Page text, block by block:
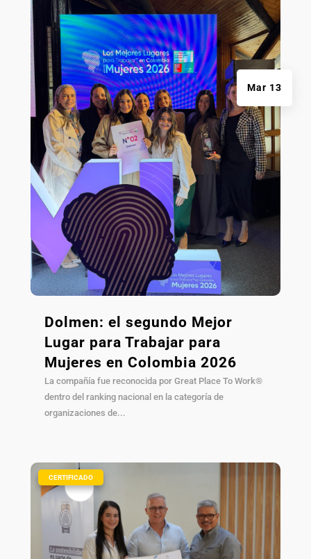
Dolmen: el segundo Mejor
Lugar para Trabajar para
Mujeres en Colombia 2026
Mar 13
La compañía fue reconocida por Great Place To Work®
dentro del ranking nacional en la categoría de
organizaciones de...
CERTIFICADO